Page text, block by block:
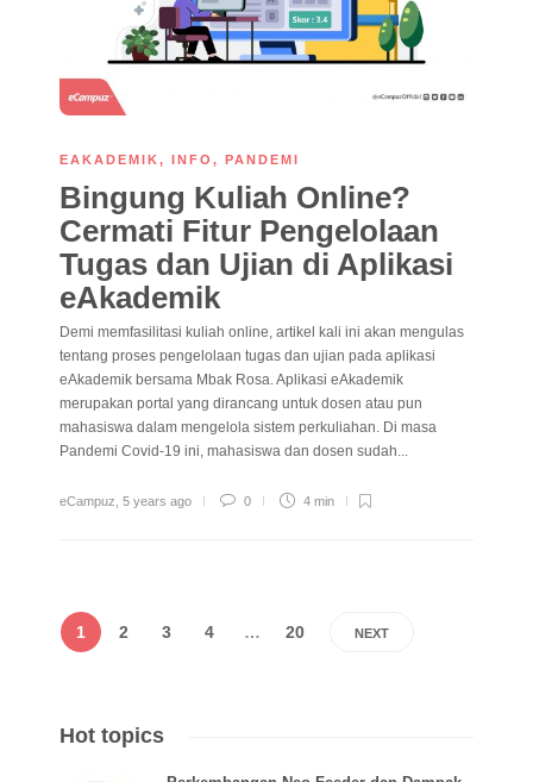
EAKADEMIK, INFO , PANDEMI
Bingung Kuliah Online?
Cermati Fitur Pengelolaan
Tugas dan Ujian di Aplikasi
eAkademik
Demi memfasilitasi kuliah online, artikel kali ini akan mengulas
tentang proses pengelolaan tugas dan ujian pada aplikasi
eAkademik bersama Mbak Rosa. Aplikasi eAkademik
merupakan portal yang dirancang untuk dosen atau pun
mahasiswa dalam mengelola sistem perkuliahan. Di masa
Pandemi Covid-19 ini, mahasiswa dan dosen sudah...
eCampuz 5 years ago 0 4 min
1 2 3 4 … 20 NEXT
Hot topics